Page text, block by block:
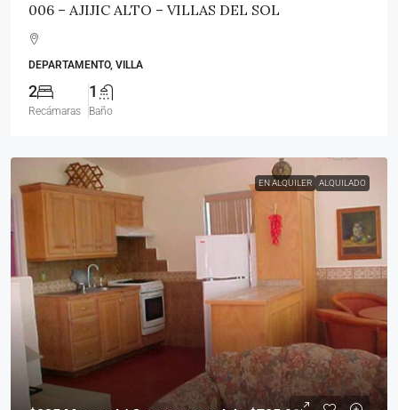
006 – AJIJIC ALTO – VILLAS DEL SOL
DEPARTAMENTO, VILLA
2
Recámaras
1
Baño
EN ALQUILER ALQUILADO